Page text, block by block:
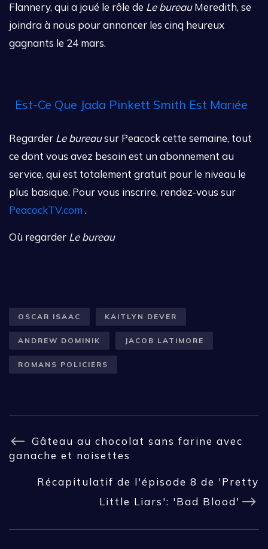
Flannery, qui a joué le rôle de Le bureauMeredith, se
joindra à nous pour annoncer les cinq heureux
gagnants le 24 mars.
Est-Ce Que Jada Pinkett Smith Est Mariée
Regarder Le bureausur Peacock cette semaine, tout
ce dont vous avez besoin est un abonnement au
service, qui est totalement gratuit pour le niveau le
plus basique. Pour vous inscrire, rendez-vous sur
PeacockTV.com .
Où regarder Le bureau
OSCAR ISAAC KAITLYN DEVER
ANDREW DOMINIK JACOB LATIMORE
ROMANS POLICIERS
Gâteau au chocolat sans farine avec
ganache et noisettes
Récapitulatif de l'épisode 8 de 'Pretty
Little Liars': 'Bad Blood'